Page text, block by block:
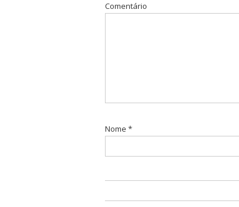
Comentário
Nome *